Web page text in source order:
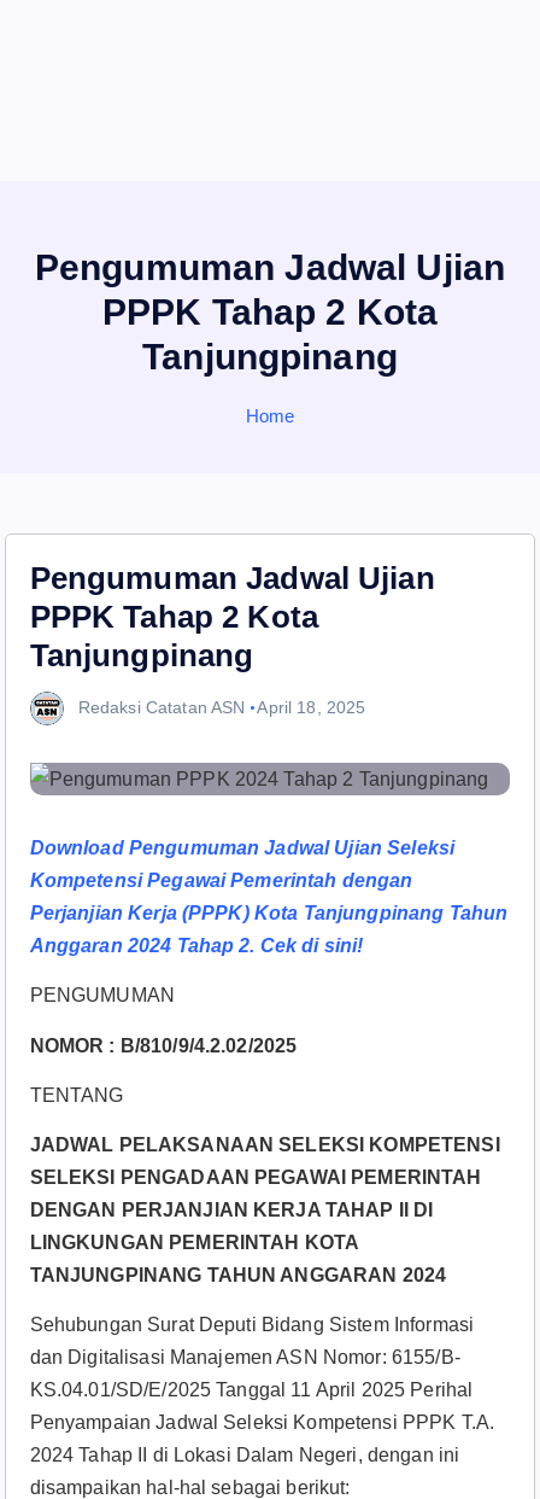
Pengumuman Jadwal Ujian
PPPK Tahap 2 Kota
Tanjungpinang
Home
Pengumuman Jadwal Ujian
PPPK Tahap 2 Kota
Tanjungpinang
Redaksi Catatan ASN April 18, 2025
Download Pengumuman Jadwal Ujian Seleksi
Kompetensi Pegawai Pemerintah dengan
Perjanjian Kerja (PPPK) Kota Tanjungpinang Tahun
Anggaran 2024 Tahap 2. Cek di sini!
PENGUMUMAN
NOMOR : B/810/9/4.2.02/2025
TENTANG
JADWAL PELAKSANAAN SELEKSI KOMPETENSI
SELEKSI PENGADAAN PEGAWAI PEMERINTAH
DENGAN PERJANJIAN KERJA TAHAP II DI
LINGKUNGAN PEMERINTAH KOTA
TANJUNGPINANG TAHUN ANGGARAN 2024
Sehubungan Surat Deputi Bidang Sistem Informasi
dan Digitalisasi Manajemen ASN Nomor: 6155/B-
KS.04.01/SD/E/2025 Tanggal 11 April 2025 Perihal
Penyampaian Jadwal Seleksi Kompetensi PPPK T.A.
2024 Tahap II di Lokasi Dalam Negeri, dengan ini
disampaikan hal-hal sebagai berikut: